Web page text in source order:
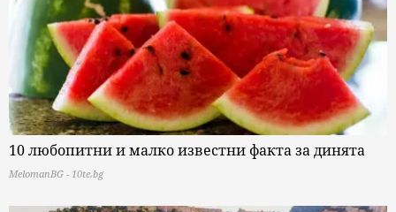
10 любопитни и малко известни факта за динята
MelomanBG - 10te.bg